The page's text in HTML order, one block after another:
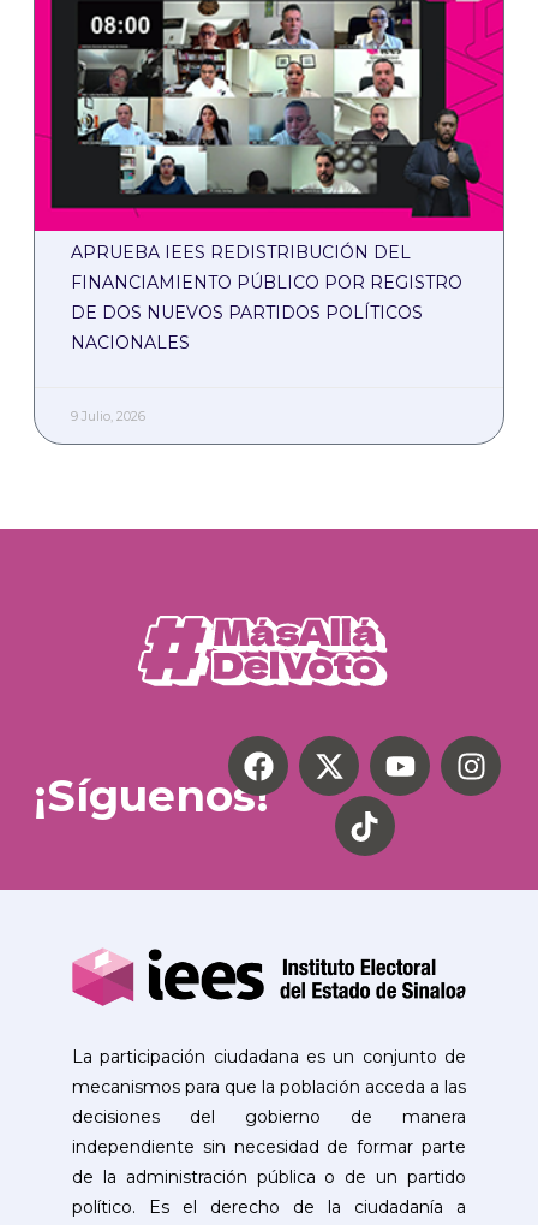
APRUEBA IEES REDISTRIBUCIÓN DEL
FINANCIAMIENTO PÚBLICO POR REGISTRO
DE DOS NUEVOS PARTIDOS POLÍTICOS
NACIONALES
9 Julio, 2026
¡Síguenos!
La participación ciudadana es un conjunto de
mecanismos para que la población acceda a las
decisiones del gobierno de manera
independiente sin necesidad de formar parte
de la administración pública o de un partido
político. Es el derecho de la ciudadanía a